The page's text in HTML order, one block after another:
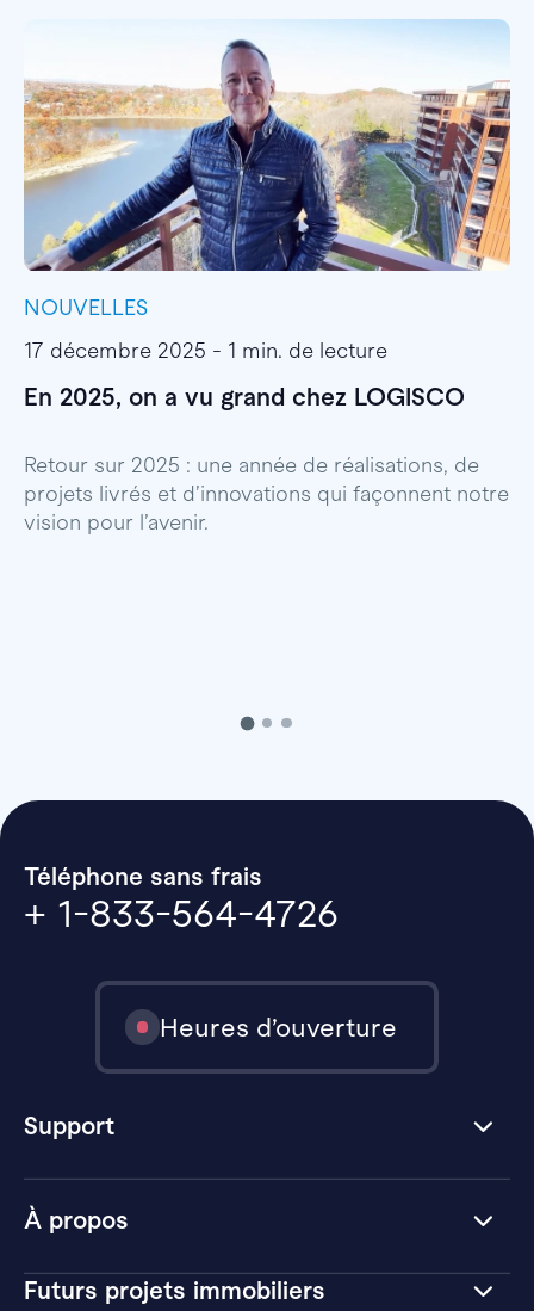
NOUVELLES
17 décembre 2025 - 1 min. de lecture
En 2025, on a vu grand chez LOGISCO
Retour sur 2025 : une année de réalisations, de
projets livrés et d’innovations qui façonnent notre
vision pour l’avenir.
À propos
Futurs projets immobiliers
Téléphone sans frais
+ 1-833-564-4726
Heures d’ouverture
Support